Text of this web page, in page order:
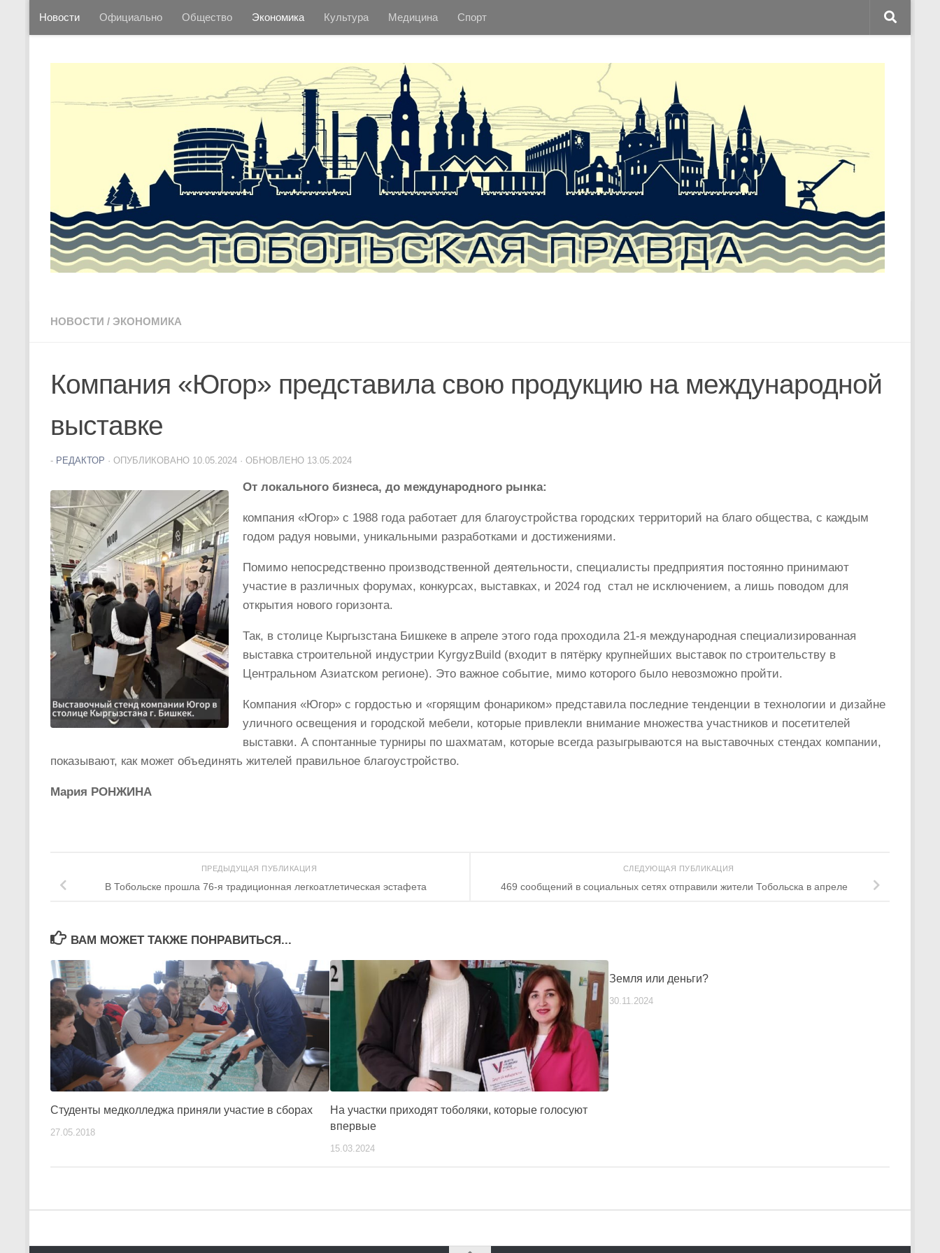
Перейти к содержимому
Новости Официально Общество Экономика Культура Медицина Спорт
НОВОСТИ / ЭКОНОМИКА
Компания «Югор» представила свою продукцию на международной
выставке
- РЕДАКТОР · ОПУБЛИКОВАНО 10.05.2024 · ОБНОВЛЕНО 13.05.2024
От локального бизнеса, до международного рынка:
компания «Югор» с 1988 года работает для благоустройства городских территорий на благо общества, с каждым
годом радуя новыми, уникальными разработками и достижениями.
Помимо непосредственно производственной деятельности, специалисты предприятия постоянно принимают
участие в различных форумах, конкурсах, выставках, и 2024 год стал не исключением, а лишь поводом для
открытия нового горизонта.
Так, в столице Кыргызстана Бишкеке в апреле этого года проходила 21-я международная специализированная
выставка строительной индустрии KyrgyzBuild (входит в пятёрку крупнейших выставок по строительству в
Центральном Азиатском регионе). Это важное событие, мимо которого было невозможно пройти.
Компания «Югор» с гордостью и «горящим фонариком» представила последние тенденции в технологии и дизайне
уличного освещения и городской мебели, которые привлекли внимание множества участников и посетителей
выставки. А спонтанные турниры по шахматам, которые всегда разыгрываются на выставочных стендах компании,
показывают, как может объединять жителей правильное благоустройство.
Мария РОНЖИНА
СЛЕДУЮЩАЯ ПУБЛИКАЦИЯ
469 сообщений в социальных сетях отправили жители Тобольска в апреле
ПРЕДЫДУЩАЯ ПУБЛИКАЦИЯ
В Тобольске прошла 76-я традиционная легкоатлетическая эстафета
ВАМ МОЖЕТ ТАКЖЕ ПОНРАВИТЬСЯ...
Студенты медколледжа приняли участие в сборах
27.05.2018
На участки приходят тоболяки, которые голосуют
впервые
15.03.2024
Земля или деньги?
30.11.2024